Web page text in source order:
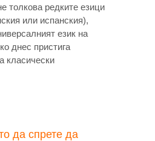
толкова редките езици
или испанския),
език на
днес пристига
класически
да спрете да